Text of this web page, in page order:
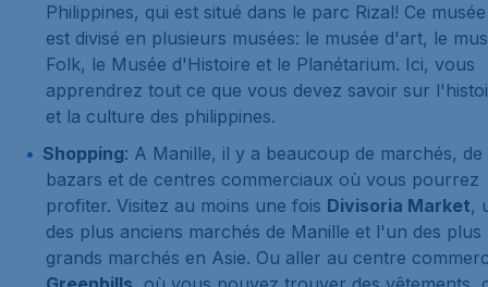
Philippines, qui est situé dans le parc Rizal! Ce musée
est divisé en plusieurs musées: le musée d'art, le
Folk, le Musée d'Histoire et le Planétarium. Ici, vous
apprendrez tout ce que vous devez savoir sur
et la culture des philippines.
Shopping: A Manille, il y a beaucoup de marchés, de
bazars et de centres commerciaux où vous pourrez
profiter. Visitez au moins une fois Divisoria Market,
des plus anciens marchés de Manille et l'un des plus
grands marchés en Asie. Ou aller au centre